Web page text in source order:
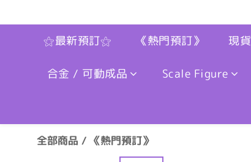
⚝最新預訂⚝ 《熱門預訂》 現貨
合金 / 可動成品 Scale Figure
全部商品 / 《熱門預訂》